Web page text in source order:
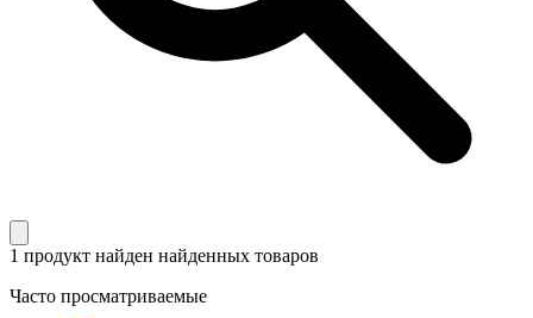
1 продукт найден найденных товаров
Часто просматриваемые